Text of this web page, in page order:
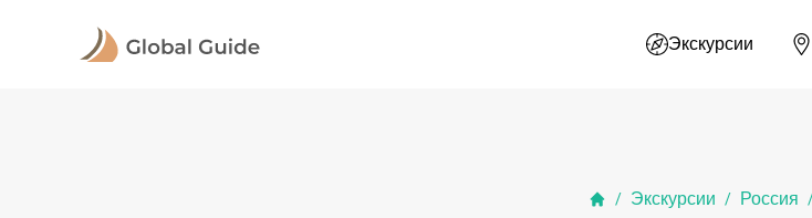
Экскурсии
/ Экскурсии / Россия